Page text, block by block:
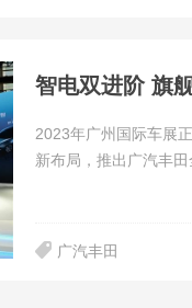
智电双进阶 旗
2023年广州国际车展
新布局，推出广汽丰
广汽丰田